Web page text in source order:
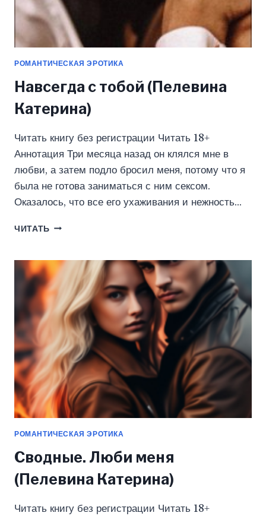
РОМАНТИЧЕСКАЯ ЭРОТИКА
Навсегда с тобой (Пелевина
Катерина)
Читать книгу без регистрации Читать 18+
Аннотация Три месяца назад он клялся мне в
любви, а затем подло бросил меня, потому что я
была не готова заниматься с ним сексом.
Оказалось, что все его ухаживания и нежность…
ЧИТАТЬ НАВСЕГДА
(ПЕЛЕВИНА
КАТЕРИНА)
РОМАНТИЧЕСКАЯ ЭРОТИКА
Сводные. Люби меня
(Пелевина Катерина)
Читать книгу без регистрации Читать 18+